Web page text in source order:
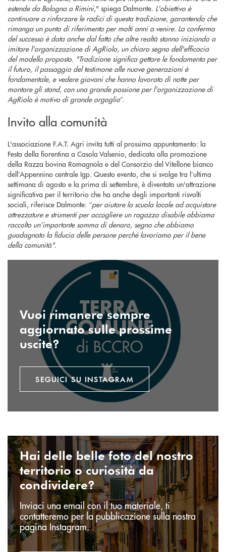
estende da Bologna a Rimini," spiega Dalmonte. L'obiettivo è
continuare a rinforzare le radici di questa tradizione, garantendo che
rimanga un punto di riferimento per molti anni a venire. La conferma
del successo è data anche dal fatto che altre realtà stanno iniziando a
imitare l'organizzazione di AgRiolo, un chiaro segno dell'efficacia
del modello proposto. "Tradizione significa gettare le fondamenta per
il futuro, il passaggio del testimone alle nuove generazioni è
fondamentale, e vedere giovani che hanno lavorato di notte per
montare gli stand, con una grande passione per l'organizzazione di
AgRiolo è motivo di grande orgoglio”.
Invito alla comunità
L'associazione F.A.T. Agri invita tutti al prossimo appuntamento: la
Festa della fiorentina a Casola Valsenio, dedicata alla promozione
della Razza bovina Romagnola e del Consorzio del Vitellone bianco
dell’Appennino centrale Igp. Questo evento, che si svolge tra l’ultima
settimana di agosto e la prima di settembre, è diventato un'attrazione
significativa per il territorio che ha anche degli importanti risvolti
sociali, riferisce Dalmonte: “per aiutare la scuola locale ad acquistare
attrezzature e strumenti per accogliere un ragazzo disabile abbiamo
raccolto un’importante somma di denaro, segno che abbiamo
guadagnato la fiducia delle persone perché lavoriamo per il bene
della comunità".
Vuoi rimanere sempre
aggiornato sulle prossime
uscite?
SEGUICI SU INSTAGRAM
Invia email
Hai delle belle foto del nostro
territorio o curiosità da
condividere?
Inviaci una email con il tuo materiale, ti
contatteremo per la pubblicazione sulla nostra
pagina Instagram.